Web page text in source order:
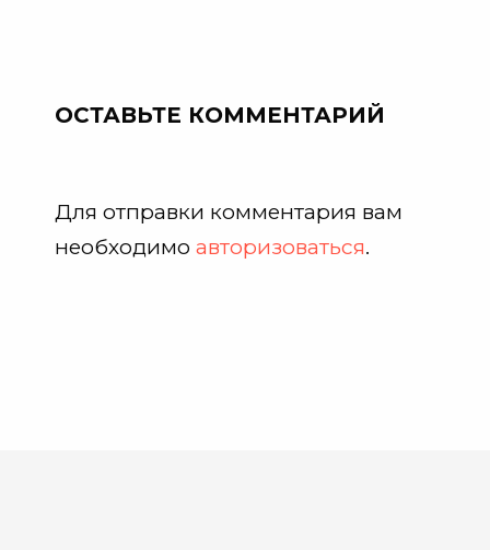
ОСТАВЬТЕ КОММЕНТАРИЙ
Для отправки комментария вам
необходимо авторизоваться.